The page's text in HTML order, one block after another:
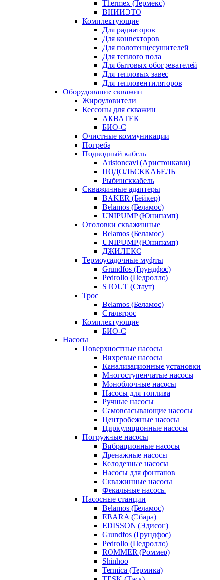
Thermex (Термекс)
ВНИИЭТО
Комплектующие
Для радиаторов
Для конвекторов
Для полотенцесушителей
Для теплого пола
Для бытовых обогревателей
Для тепловых завес
Для тепловентиляторов
Оборудование скважин
Жироуловители
Кессоны для скважин
АКВАТЕК
БИО-С
Очистные коммуникации
Погреба
Подводный кабель
Aristoncavi (Аристонкави)
ПОДОЛЬСККАБЕЛЬ
Рыбинсккабель
Скважинные адаптеры
BAKER (Бейкер)
Belamos (Беламос)
UNIPUMP (Юнипамп)
Оголовки скважинные
Belamos (Беламос)
UNIPUMP (Юнипамп)
ДЖИЛЕКС
Термоусадочные муфты
Grundfos (Грундфос)
Pedrollo (Педролло)
STOUT (Стаут)
Трос
Belamos (Беламос)
Стальтрос
Комплектующие
БИО-С
Насосы
Поверхностные насосы
Вихревые насосы
Канализационные установки
Многоступенчатые насосы
Моноблочные насосы
Насосы для топлива
Ручные насосы
Самовсасывающие насосы
Центробежные насосы
Циркуляционные насосы
Погружные насосы
Вибрационные насосы
Дренажные насосы
Колодезные насосы
Насосы для фонтанов
Скважинные насосы
Фекальные насосы
Насосные станции
Belamos (Беламос)
EBARA (Эбара)
EDISSON (Эдисон)
Grundfos (Грундфос)
Pedrollo (Педролло)
ROMMER (Роммер)
Shinhoo
Termica (Термика)